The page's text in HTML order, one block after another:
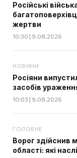
Російські
жертви
10:30 | 9.08.2026
НОВИНИ
Росіяни
засобів
10:03 | 9.08.2026
ГОЛОВНЕ
Ворог здійснив
області: які